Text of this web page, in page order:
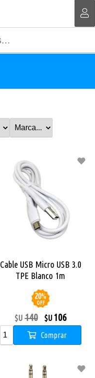
Cable USB Micro USB 3.0
TPE Blanco 1m
20%
OFF
$U 140 $U 106
Comprar